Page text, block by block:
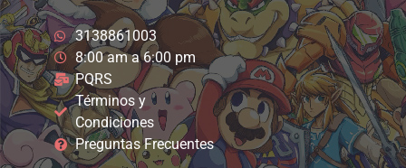
3138861003
8:00 am a 6:00 pm
PQRS
Términos y
Condiciones
Preguntas Frecuentes